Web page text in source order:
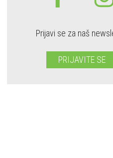
Prijavi se za naš
PRIJAVITE SE